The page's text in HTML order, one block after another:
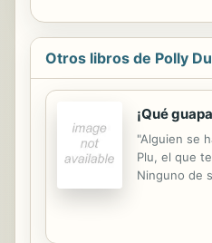
Otros libros de Polly
¡Qué
"Alguien se
Plu, el que
Ninguno de
curiosa y